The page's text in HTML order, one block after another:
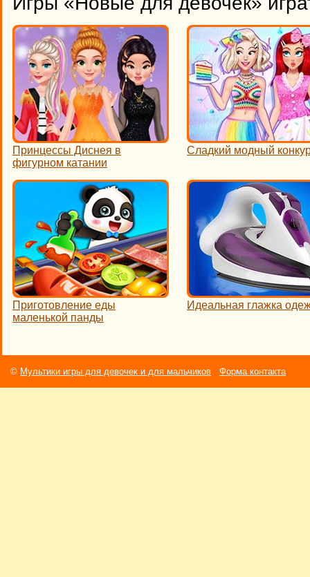
Принцессы Диснея в
фигурном катании
Сладкий модный
Приготовление еды
маленькой панды
Идеальная глажка
© Мультики игры для девочек и для мальчиков Форма контакта